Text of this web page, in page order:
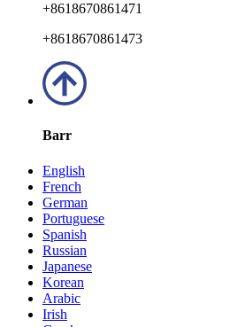
+8618670861471
+8618670861473
Barr
English
French
German
Portuguese
Spanish
Russian
Japanese
Korean
Arabic
Irish